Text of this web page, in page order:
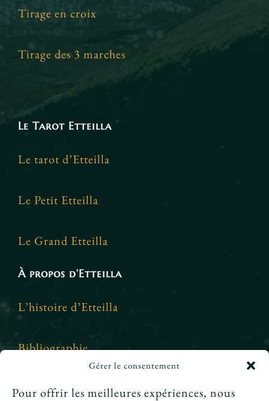
Gérer le consentement
Pour offrir les meilleures expériences, nous
Tirage en croix
Tirage des 3 marches
Le Tarot Etteilla
Le tarot d’Etteilla
Le Petit Etteilla
Le Grand Etteilla
À propos d’Etteilla
L’histoire d’Etteilla
Bibliographie
Crédits et mentions légales